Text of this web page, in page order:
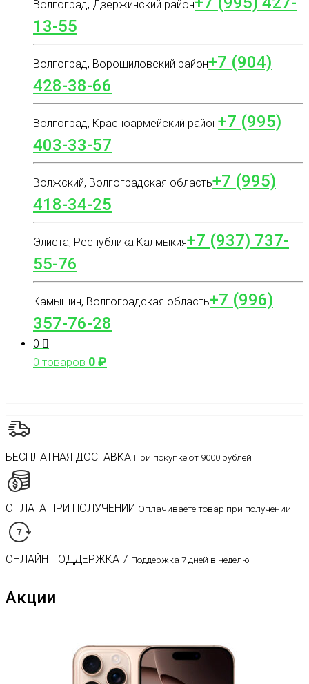
Волгоград, Дзержинский район
13-55
Волгоград, Ворошиловский район+7 (904)
428-38-66
Волгоград, Красноармейский район+7 (995)
403-33-57
Волжский, Волгоградская область+7 (995)
418-34-25
Элиста, Республика Калмыкия+7 (937) 737-
55-76
Камышин, Волгоградская область+7 (996)
357-76-28
0
0 товаров 0₽
БЕСПЛАТНАЯ ДОСТАВКА При покупке от 9000 рублей
ОПЛАТА ПРИ ПОЛУЧЕНИИ Оплачиваете товар при получении
ОНЛАЙН ПОДДЕРЖКА 7 Поддержка 7 дней в неделю
Акции